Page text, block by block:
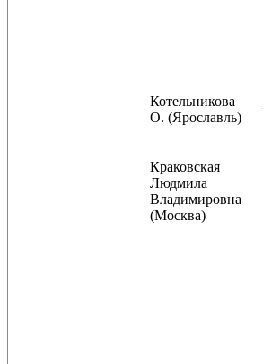
Котельникова
О. (Ярославль)
Краковская
Людмила
Владимировна
(Москва)